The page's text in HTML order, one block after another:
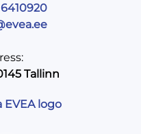
6410920
Tallinn
EVEA logo